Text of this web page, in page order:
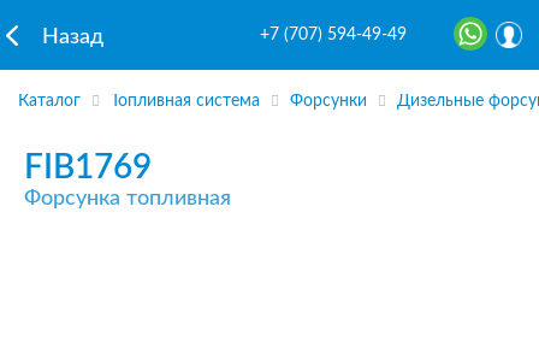
Назад +7 (707) 594-49-49
Каталог Топливная система Форсунки Дизельные
FIB1769
Форсунка топливная